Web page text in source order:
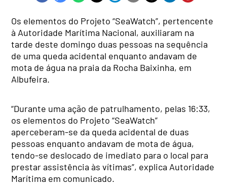
Os elementos do Projeto “SeaWatch”, pertencente
à Autoridade Marítima Nacional, auxiliaram na
tarde deste domingo duas pessoas na sequência
de uma queda acidental enquanto andavam de
mota de água na praia da Rocha Baixinha, em
Albufeira.
“Durante uma ação de patrulhamento, pelas 16:33,
os elementos do Projeto “SeaWatch”
aperceberam-se da queda acidental de duas
pessoas enquanto andavam de mota de água,
tendo-se deslocado de imediato para o local para
prestar assistência às vítimas”, explica Autoridade
Marítima em comunicado.